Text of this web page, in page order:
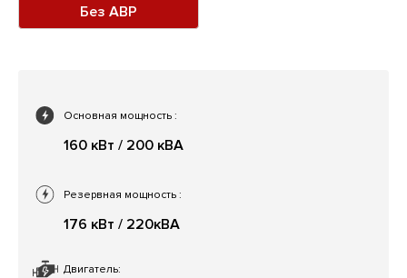
Без АВР
Основная мощность :
160 кВт / 200 кВА
Двигатель:
Резервная мощность :
176 кВт / 220кВА